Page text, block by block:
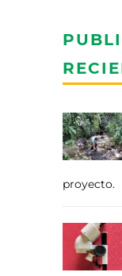
proyecto.